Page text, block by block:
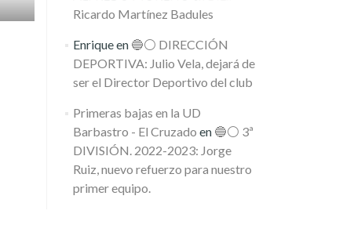
Ricardo Martínez Badules
Enriqueen 🔵⚪️ DIRECCIÓN
DEPORTIVA: Julio Vela, dejará de
ser el Director Deportivo del club
Primeras bajas en la UD
Barbastro - El Cruzado en 🔵⚪️ 3ª
DIVISIÓN. 2022-2023: Jorge
Ruiz, nuevo refuerzo para nuestro
primer equipo.